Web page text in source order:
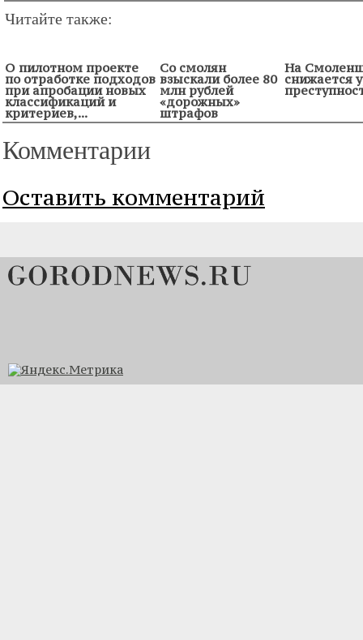
Читайте также:
О пилотном проекте
по отработке подходов
при апробации новых
классификаций и
критериев,...
Со смолян
взыскали более 80
млн рублей
«дорожных»
штрафов
На
снижается
Комментарии
Оставить комментарий